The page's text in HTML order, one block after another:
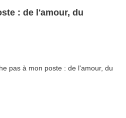
: de l'amour, du